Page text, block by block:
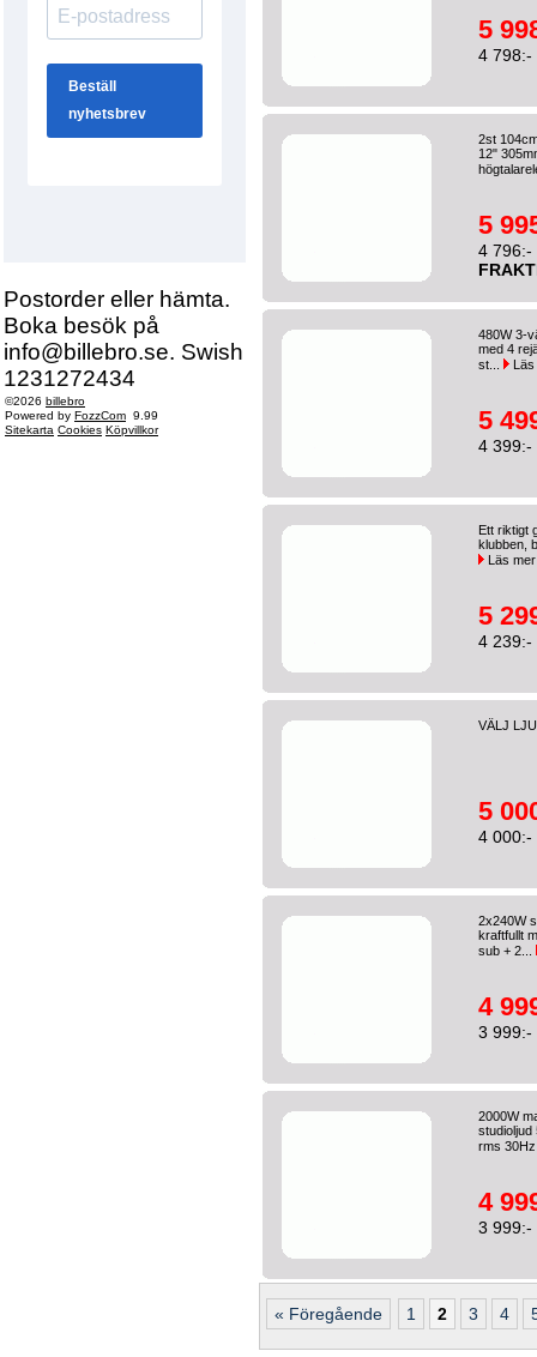
Postorder eller hämta.
Boka besök på
info@billebro.se. Swish
1231272434
©2026 billebro
Powered by FozzCom 9.99
Sitekarta Cookies Köpvillkor
5
4 798:-
2st
12"
5
4 796:-
480W 3-
med 4
st...
5
4 399:-
Ett riktigt
klubben,
Läs mer
5
4 239:-
VÄLJ
5
4 000:-
2x240W
kraftfullt
sub + 2...
4
3 999:-
2000W
studioljud
rms
4
3 999:-
« Föregående 1 2 3 4